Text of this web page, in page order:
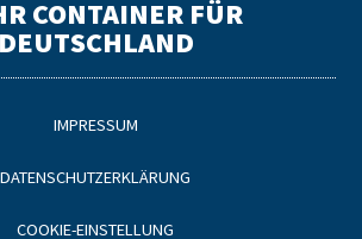
CONTAINER FÜR
DEUTSCHLAND
IMPRESSUM
DATENSCHUTZERKLÄRUNG
COOKIE-EINSTELLUNG